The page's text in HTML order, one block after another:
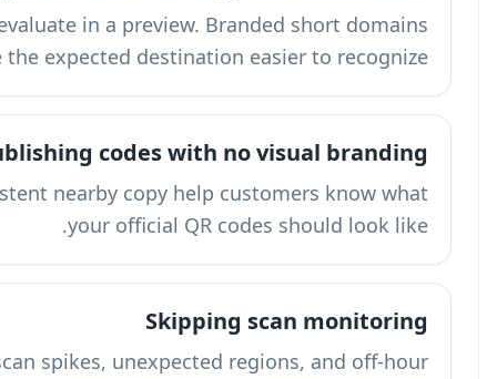
A long URL is hard for a scanner to
make the
A branded QR frame, logo, and consistent
No monitoring means unusual scan